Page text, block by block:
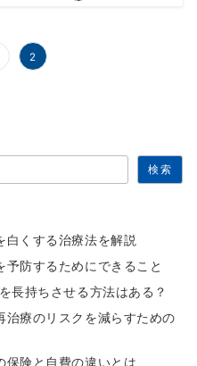
2
検索
白くする治療法を解説
防するためにできること
長持ちさせる方法はある？
療のリスクを減らすための
保険と自費の違いとは